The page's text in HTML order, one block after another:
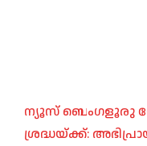
ന്യൂസ് ബെംഗളൂരു
ശ്രദ്ധയ്ക്ക്: